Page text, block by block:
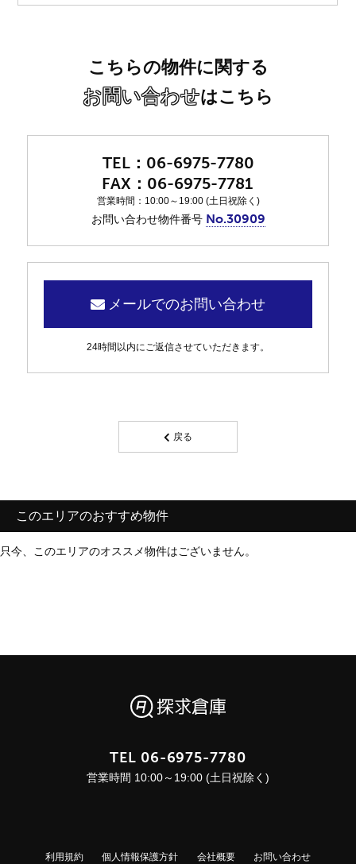
こちらの物件に関する
お問い合わせはこちら
06-6975-7780
06-6975-7781
営業時間：10:00～19:00 (土日祝除く)
お問い合わせ物件番号 No.30909
メールでのお問い合わせ
24時間以内にご返信させていただきます。
戻る
このエリアのおすすめ物件
只今、このエリアのオススメ物件はございません。
TEL 06-6975-7780
営業時間 10:00～19:00 (土日祝除く)
利用規約 個人情報保護方針 会社概要 お問い合わせ